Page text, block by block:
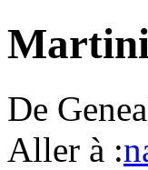
De
Aller à :